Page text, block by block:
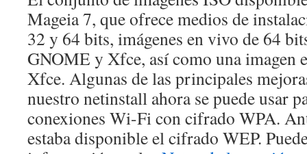
Mageia 7, que ofrece medios de
32 y 64 bits, imágenes en vivo de 64
GNOME y Xfce, así como una imagen
Xfce. Algunas de las principales
nuestro netinstall ahora se puede usar
conexiones Wi-Fi con cifrado WPA.
estaba disponible el cifrado WEP.